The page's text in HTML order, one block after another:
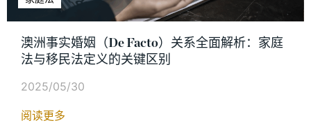
澳洲事实婚姻（De Facto）关系全面解析：家庭
法与移民法定义的关键区别
2025/05/30
阅读更多